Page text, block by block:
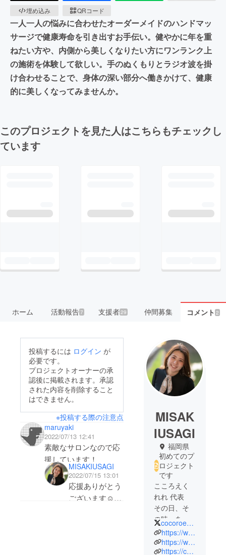
埋め込み
QRコード
一人一人の悩みに合わせたオーダーメイドのハンドマッ
サージで健康寿命を引き出すお手伝い。健やかに年を重
ねたい方や、内側から美しくなりたい方にワンランク上
の施術を体験して欲しい。手のぬくもりとラジオ波を掛
け合わせることで、身体の深い部分へ働きかけて、健康
的に美しくなってみませんか。
このプロジェクトを見た人はこちらもチェックし
ています
ホーム 活動報告7 支援者 29 仲間募集 コメント 2
投稿するには ログイン が
必要です。
プロジェクトオーナーの承
認後に掲載されます。承認
された内容を削除すること
はできません。
※投稿する際の注意点
maruyaki
2022/07/13 12:41
素敵なサロンなので応
援しています！
MISAKIUSAGI
2022/07/15 13:01
応援ありがとう
ございます☺️✨
MISAK
IUSAGI
福岡県
初めてのプ
ロジェクト
です
こころえく
れれ 代表
その日、そ
の時、あな
ただけ、の
｢オーダーメ
イドマッ
cocoroekurere
https://www.cocoroekurere.com/
https://www.instagram.com/cocoroekurere/
https://ce-petmassage-fukuoka/